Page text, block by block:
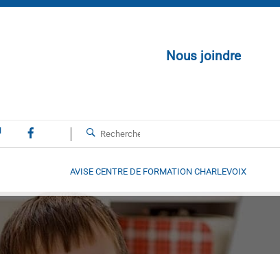
Nous joindre
AVISE CENTRE DE FORMATION CHARLEVOIX